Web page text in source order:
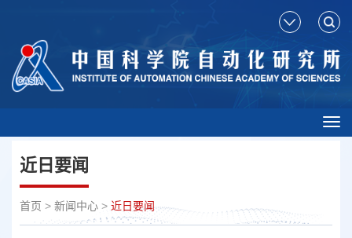
近日要闻
首页 > 新闻中心 > 近日要闻